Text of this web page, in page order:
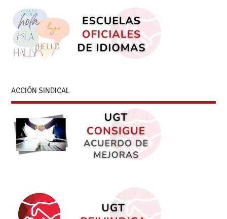
ACCIÓN SINDICAL